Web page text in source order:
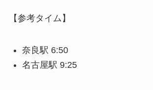
【参考タイム】
奈良駅 6:50
名古屋駅 9:25